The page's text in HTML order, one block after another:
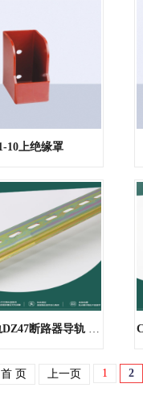
10上绝缘罩
国标铁导轨DZ47断路器导轨 C45导
首 页 上一页 1 2